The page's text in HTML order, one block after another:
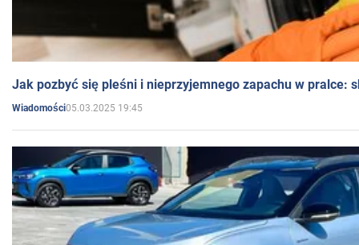
Jak pozbyć się pleśni i nieprzyjemnego zapachu w pralce:
Wiadomości05.03.2025 19:45